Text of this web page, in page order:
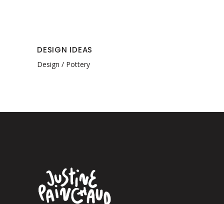
DESIGN IDEAS
Design Pottery